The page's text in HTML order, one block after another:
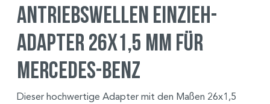
Antriebswellen Einzieh-
Adapter 26x1,5 mm für
Mercedes-Benz
Dieser hochwertige Adapter mit den Maßen 26x1,5